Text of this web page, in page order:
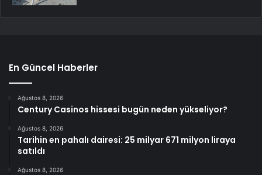
En Güncel Haberler
Ağustos 8, 2026
Century Casinos hissesi bugün neden yükseliyor?
Ağustos 8, 2026
Tarihin en pahalı dairesi: 25 milyar 671 milyon liraya
satıldı
Ağustos 8, 2026